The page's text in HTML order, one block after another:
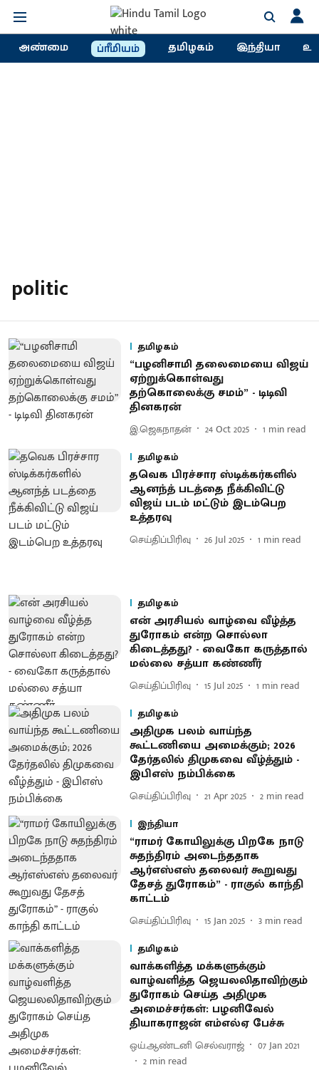
அண்மை ப்ரீமியம் தமிழகம் இந்தியா
politic
தமிழகம்
“பழனிசாமி தலைமையை விஜய்
ஏற்றுக்கொள்வது
தற்கொலைக்கு சமம்” - டிடிவி
தினகரன்
இ.ஜெகநாதன் 24 Oct 2025 1 min read
தமிழகம்
தவெக பிரச்சார ஸ்டிக்கர்களில்
ஆனந்த் படத்தை நீக்கிவிட்டு
விஜய் படம் மட்டும் இடம்பெற
உத்தரவு
செய்திப்பிரிவு 26 Jul 2025 1 min read
தமிழகம்
என் அரசியல் வாழ்வை வீழ்த்த
துரோகம் என்ற சொல்லா
கிடைத்தது? - வைகோ கருத்தால்
மல்லை சத்யா கண்ணீர்
செய்திப்பிரிவு 15 Jul 2025 1 min read
தமிழகம்
அதிமுக பலம் வாய்ந்த
கூட்டணியை அமைக்கும்; 2026
தேர்தலில் திமுகவை வீழ்த்தும் -
இபிஎஸ் நம்பிக்கை
செய்திப்பிரிவு 21 Apr 2025 2 min read
இந்தியா
“ராமர் கோயிலுக்கு பிறகே நாடு
சுதந்திரம் அடைந்ததாக
ஆர்எஸ்எஸ் தலைவர் கூறுவது
தேசத் துரோகம்” - ராகுல் காந்தி
காட்டம்
செய்திப்பிரிவு 15 Jan 2025 3 min read
தமிழகம்
வாக்களித்த மக்களுக்கும்
வாழ்வளித்த ஜெயலலிதாவிற்கும்
துரோகம் செய்த அதிமுக
அமைச்சர்கள்: பழனிவேல்
தியாகராஜன் எம்எல்ஏ பேச்சு
ஒய்.ஆண்டனி செல்வராஜ்
07 Jan 2021
2 min read